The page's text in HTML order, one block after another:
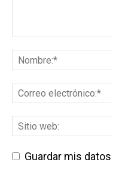
Guardar mis